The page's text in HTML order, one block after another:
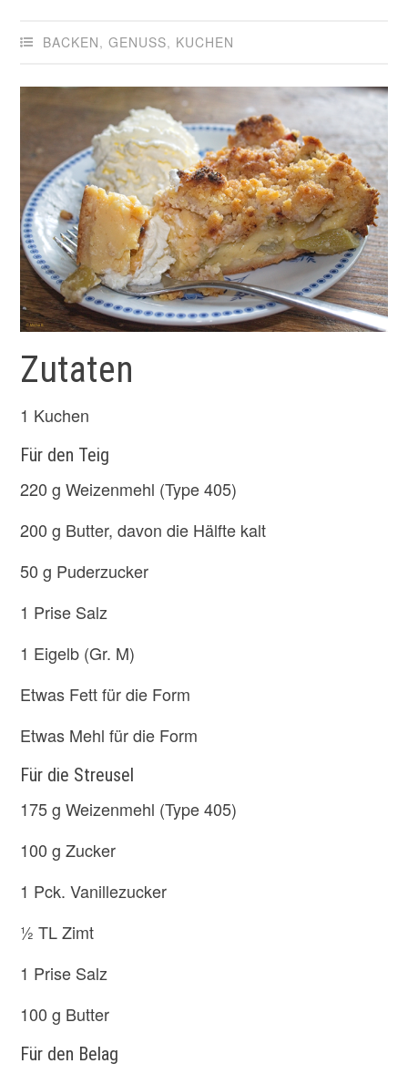
BACKEN,GENUSS, KUCHEN
Zutaten
1 Kuchen
Für den Teig
220 g Weizenmehl (Type 405)
200 g Butter, davon die Hälfte kalt
50 g Puderzucker
1 Prise Salz
1 Eigelb (Gr. M)
Etwas Fett für die Form
Etwas Mehl für die Form
Für die Streusel
175 g Weizenmehl (Type 405)
100 g Zucker
1 Pck. Vanillezucker
½ TL Zimt
1 Prise Salz
100 g Butter
Für den Belag